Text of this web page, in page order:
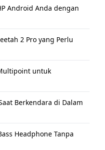
Android Anda dengan
2 Pro yang Perlu
untuk
Berkendara di Dalam
Headphone Tanpa